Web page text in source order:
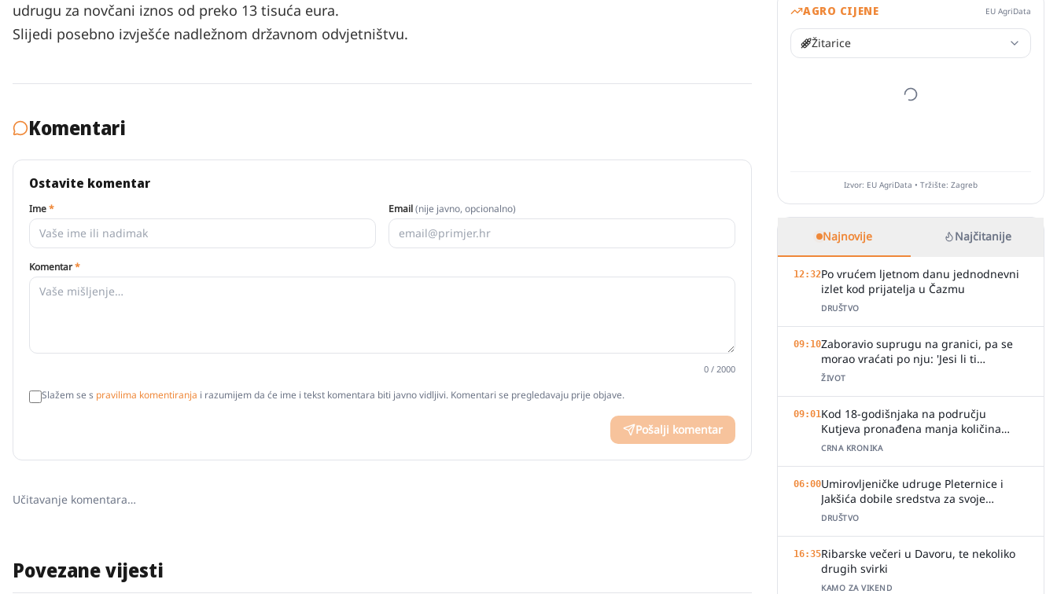
udrugu za novčani iznos od preko 13 tisuća eura.
Slijedi posebno izvješće nadležnom državnom odvjetništvu.
Komentari
Ostavite komentar
Ime* Email(nije javno, opcionalno)
Komentar*
0 / 2000
Slažem se s pravilima komentiranja i razumijem da će ime i tekst komentara biti javno vidljivi. Komentari se pregledavaju prije objave.
Pošalji komentar
Učitavanje komentara…
Povezane vijesti
AGRO CIJENE EU AgriData
Žitarice
Izvor: EU AgriData • Tržište: Zagreb
Najnovije Najčitanije
12:32Po vrućem ljetnom danu jednodnevni
izlet kod prijatelja u Čazmu
DRUŠTVO
09:10Zaboravio suprugu na granici, pa se
morao vraćati po nju: 'Jesi li ti
normalan?'
ŽIVOT
09:01Kod 18-godišnjaka na području
Kutjeva pronađena manja količina
marihuane
CRNA KRONIKA
06:00Umirovljeničke udruge Pleternice i
Jakšića dobile sredstva za svoje
aktivnosti
DRUŠTVO
16:35Ribarske večeri u Davoru, te nekoliko
drugih svirki
KAMO ZA VIKEND